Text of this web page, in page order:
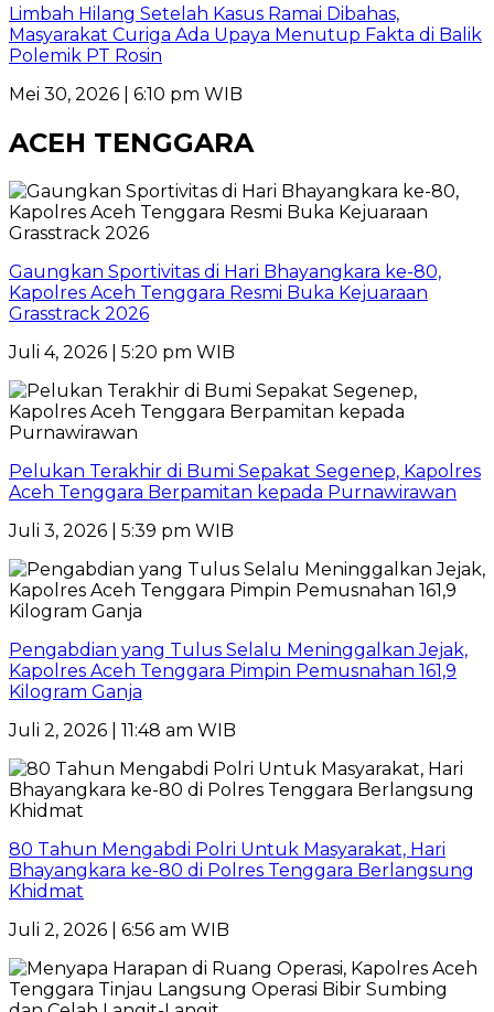
Limbah Hilang Setelah Kasus Ramai Dibahas,
Masyarakat Curiga Ada Upaya Menutup Fakta di Balik
Polemik PT Rosin
Mei 30, 2026 | 6:10 pm WIB
ACEH TENGGARA
Gaungkan Sportivitas di Hari Bhayangkara ke-80,
Kapolres Aceh Tenggara Resmi Buka Kejuaraan
Grasstrack 2026
Juli 4, 2026 | 5:20 pm WIB
Pelukan Terakhir di Bumi Sepakat Segenep, Kapolres
Aceh Tenggara Berpamitan kepada Purnawirawan
Juli 3, 2026 | 5:39 pm WIB
Pengabdian yang Tulus Selalu Meninggalkan Jejak,
Kapolres Aceh Tenggara Pimpin Pemusnahan 161,9
Kilogram Ganja
Juli 2, 2026 | 11:48 am WIB
80 Tahun Mengabdi Polri Untuk Masyarakat, Hari
Bhayangkara ke-80 di Polres Tenggara Berlangsung
Khidmat
Juli 2, 2026 | 6:56 am WIB